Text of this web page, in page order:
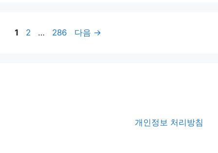
페
1
페
2 …
페
286 다음 →
개인정보 처리방침